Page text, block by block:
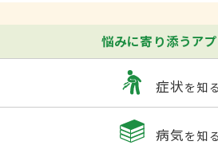
悩みに寄り添うア
症状を知る
病気を知る